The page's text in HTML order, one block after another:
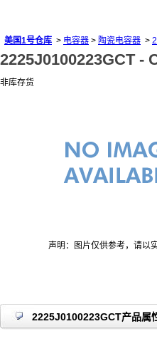
美国1号仓库 > 电容器 > 陶瓷电容器 >
2225J0100223GCT -
非库存货
声明：图片仅供参考，请以
2225J0100223GCT产品属